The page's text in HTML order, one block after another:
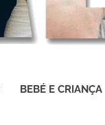
BEBÉ E CRIANÇA